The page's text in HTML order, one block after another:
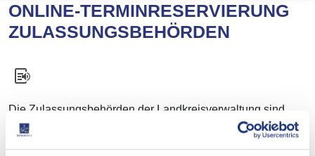
ONLINE-TERMINRESERVIERUNG
ZULASSUNGSBEHÖRDEN
Die Zulassungsbehörden der Landkreisverwaltung sind
geöffnet. Es wird jedoch empfohlen, weiterhin vorab